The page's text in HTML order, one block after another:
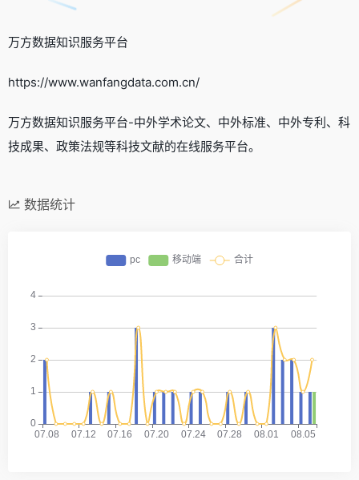
万方数据知识服务平台
https://www.wanfangdata.com.cn/
万方数据知识服务平台-中外学术论文、中外标准、中外专利、科
技成果、政策法规等科技文献的在线服务平台。
数据统计